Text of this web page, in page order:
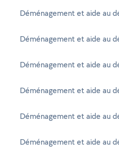
Déménagement et aide au
Déménagement et aide au
Déménagement et aide au
Déménagement et aide au
Déménagement et aide au
Déménagement et aide au